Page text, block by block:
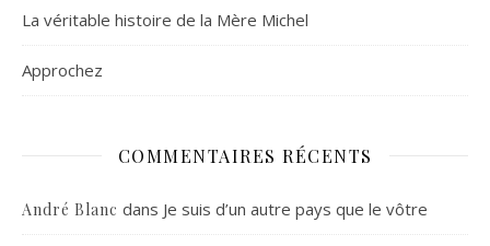
La véritable histoire de la Mère Michel
Approchez
COMMENTAIRES RÉCENTS
André Blanc dans Je suis d’un autre pays que le vôtre